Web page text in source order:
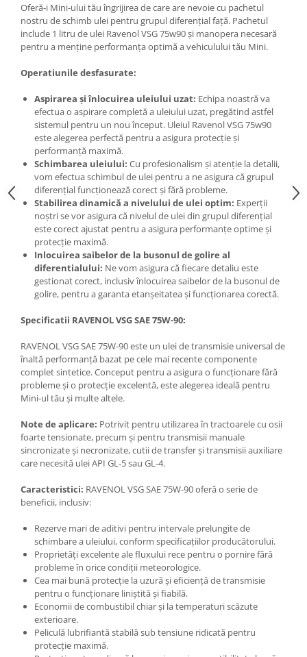
Oferă-i Mini-ului tău îngrijirea de care are nevoie cu pachetul
nostru de schimb ulei pentru grupul diferențial față. Pachetul
include 1 litru de ulei Ravenol VSG 75w90 și manopera necesară
pentru a menține performanța optimă a vehiculului tău Mini.
Operatiunile desfasurate:
Aspirarea și înlocuirea uleiului uzat: Echipa noastră va
efectua o aspirare completă a uleiului uzat, pregătind astfel
sistemul pentru un nou început. Uleiul Ravenol VSG 75w90
este alegerea perfectă pentru a asigura protecție și
performanță maximă.
Schimbarea uleiului: Cu profesionalism și atenție la detalii,
vom efectua schimbul de ulei pentru a ne asigura că grupul
diferențial funcționează corect și fără probleme.
Stabilirea dinamică a nivelului de ulei optim: Experții
noștri se vor asigura că nivelul de ulei din grupul diferențial
este corect ajustat pentru a asigura performanțe optime și
protecție maximă.
Inlocuirea saibelor de la busonul de golire al
diferentialului: Ne vom asigura că fiecare detaliu este
gestionat corect, inclusiv înlocuirea saibelor de la busonul de
golire, pentru a garanta etanșeitatea și funcționarea corectă.
Specificatii RAVENOL VSG SAE 75W-90:
RAVENOL VSG SAE 75W-90 este un ulei de transmisie universal de
înaltă performanță bazat pe cele mai recente componente
complet sintetice. Conceput pentru a asigura o funcționare fără
probleme și o protecție excelentă, este alegerea ideală pentru
Mini-ul tău și multe altele.
Note de aplicare: Potrivit pentru utilizarea în tractoarele cu osii
foarte tensionate, precum și pentru transmisii manuale
sincronizate și necronizate, cutii de transfer și transmisii auxiliare
care necesită ulei API GL-5 sau GL-4.
Caracteristici: RAVENOL VSG SAE 75W-90 oferă o serie de
beneficii, inclusiv:
Rezerve mari de aditivi pentru intervale prelungite de
schimbare a uleiului, conform specificațiilor producătorului.
Proprietăți excelente ale fluxului rece pentru o pornire fără
probleme în orice condiții meteorologice.
Cea mai bună protecție la uzură și eficiență de transmisie
pentru o funcționare liniștită și fiabilă.
Economii de combustibil chiar și la temperaturi scăzute
exterioare.
Peliculă lubrifiantă stabilă sub tensiune ridicată pentru
protecție maximă.